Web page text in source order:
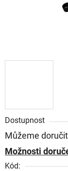
Dostupnost
Můžeme
Možnosti
Kód: